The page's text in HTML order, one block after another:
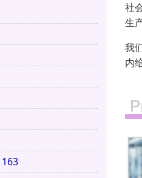
163
社
生
我
内